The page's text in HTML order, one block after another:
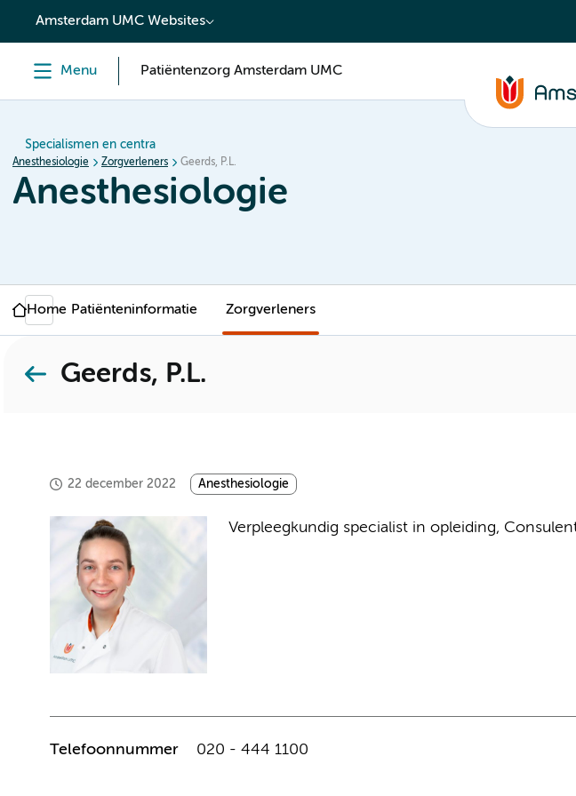
content
Amsterdam UMC Websites
Menu Patiëntenzorg Amsterdam UMC
Specialismen en centra
Anesthesiologie Zorgverleners Geerds, P.L.
Anesthesiologie
Home Patiënteninformatie Zorgverleners
Geerds, P.L.
22 december 2022 Anesthesiologie
Verpleegkundig specialist in opleiding,
Telefoonnummer 020 - 444 1100